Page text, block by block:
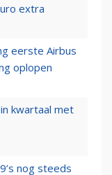
extra
eerste Airbus
oplopen
kwartaal met
nog steeds